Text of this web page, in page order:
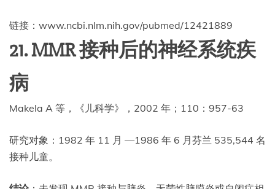
链接：www.ncbi.nlm.nih.gov/pubmed/12421889
21. MMR 接种后的神经系统疾
病
Makela A 等，《儿科学》，2002 年；110：957-63
研究对象：1982 年 11 月 —1986 年 6 月芬兰 535,544 名
接种儿童。